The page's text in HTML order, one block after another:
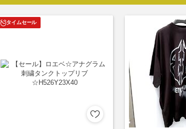
タイムセール